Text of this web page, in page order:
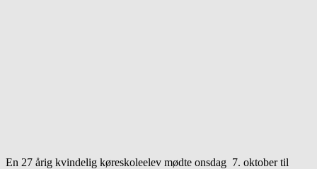
En 27 årig kvindelig køreskoleelev mødte onsdag 7. oktober til